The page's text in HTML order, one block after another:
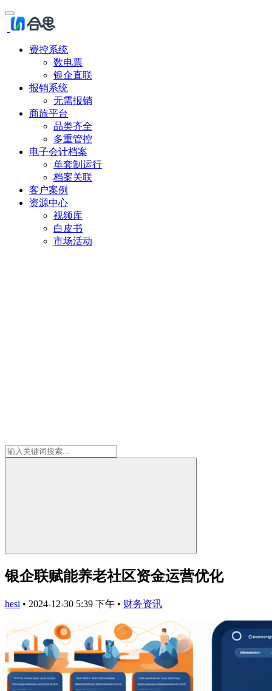
费控系统
数电票
银企直联
报销系统
无需报销
商旅平台
品类齐全
多重管控
电子会计档案
单套制运行
档案关联
客户案例
资源中心
视频库
白皮书
市场活动
银企联赋能养老社区资金运营优化
hesi • 2024-12-30 5:39 下午 • 财务资讯